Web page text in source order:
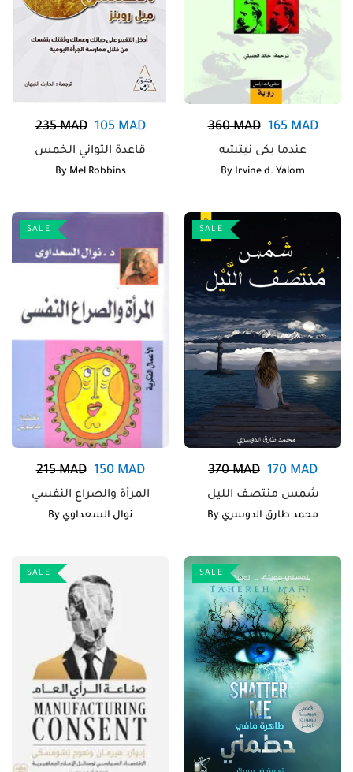
235MAD 105MAD
قاعدة الثواني الخمس
By Mel Robbins
360MAD 165MAD
عندما بكى نيتشه
By Irvine d. Yalom
SALE
215MAD 150MAD
المرأة والصراع النفسي
By نوال السعداوي
SALE
370MAD 170 MAD
شمس منتصف الليل
By محمد طارق الدوسري
SALE SALE